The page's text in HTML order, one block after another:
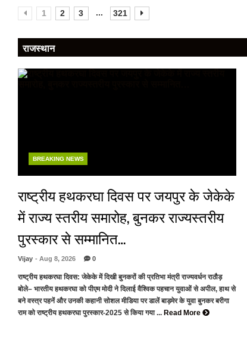
1 2 3 ... 321
राजस्थान
BREAKING NEWS
राष्ट्रीय हथकरघा दिवस पर जयपुर के जेकेके
में राज्य स्तरीय समारोह, बुनकर राज्यस्तरीय
पुरस्कार से सम्मानित…
Vijay - Aug 8, 2026 0
राष्ट्रीय हथकरघा दिवस: जेकेके में दिखी बुनकरों की प्रतिभा मंत्री राज्यवर्धन राठौड़
बोले– भारतीय हथकरघा को पीएम मोदी ने दिलाई वैश्विक पहचान युवाओं से अपील, हाथ से
बने वस्त्र पहनें और उनकी कहानी सोशल मीडिया पर डालें बाड़मेर के युवा बुनकर बरीगा
राम को राष्ट्रीय हथकरघा पुरस्कार-2025 से किया गया ... Read More